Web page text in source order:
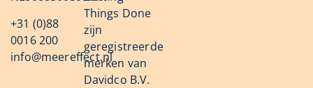
+31 (0)88
0016 200
info@meereffect.nl
Things Done
zijn
geregistreerde
merken van
Davidco B.V.